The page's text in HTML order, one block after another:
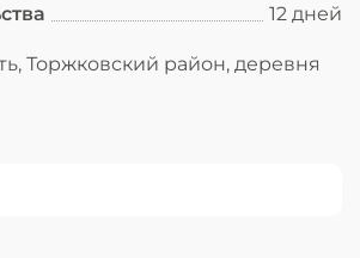
12 дней
Торжковский район, деревня